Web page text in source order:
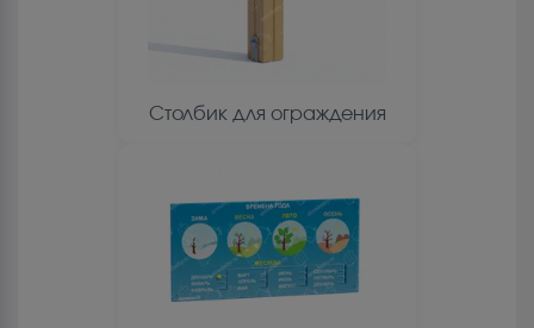
Столбик для ограждения